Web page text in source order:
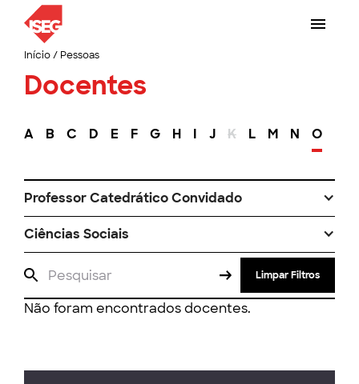
Início/ Pessoas
Docentes
A B C D E F G H I J K L M N O
Professor Catedrático Convidado
Ciências Sociais
Limpar Filtros
Não foram encontrados docentes.